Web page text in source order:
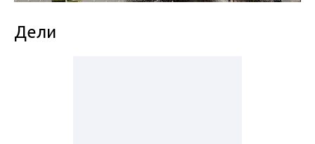
Дели